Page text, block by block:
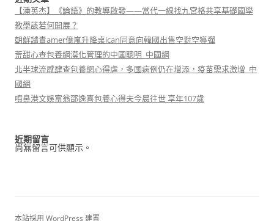
【潘英杰】《論語》的教導啟發——當代一線找九宮格共享基礎國學
教學該若何開展？
朝鮮譴責amer億嵐升降桌ican同意向韓國出售空對空導彈
荒甜心查包養網漠化管理的中國聰明_中國網
北半球流感肆查包養網心得虐，多國病例仍在增添，疫苗需求激增_中
國網
噴鼻港文娛富翁邵逸喜包養心得夫今晨往世 享年107歲
近期留言
尚無留言可供顯示。
本站採用 WordPress 建置